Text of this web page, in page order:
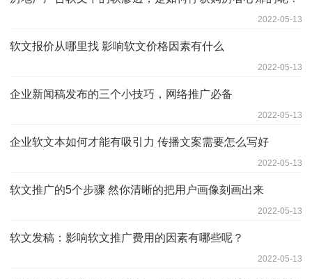
2022-05-13
软文报价从哪里找 影响软文价格因素有什么
2022-05-13
企业新闻稿发布的三个小技巧，网络推广必备
2022-05-13
企业软文本如何才能有吸引力 传播文案需要怎么写好
2022-05-13
软文推广的5个步骤 然你清晰的把用户画像刻画出来
2022-05-13
软文发稿：影响软文推广费用的因素有哪些呢？
2022-05-13